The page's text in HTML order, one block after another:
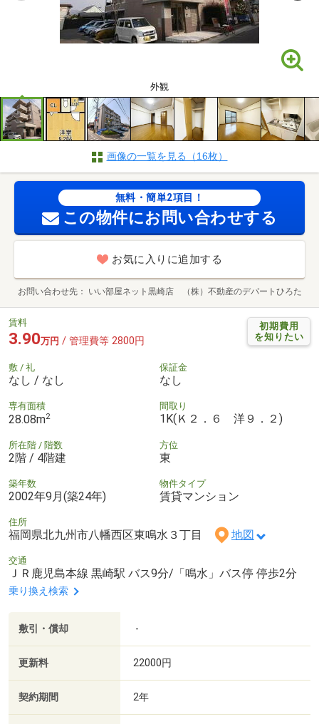
外観
画像の一覧を見る（16枚）
無料・簡単2項目！
この物件にお問い合わせする
お気に入りに追加する
お問い合わせ先 いい部屋ネット黒崎店 （株）不動産のデパートひろた
初期費用
を知りたい
賃料
3.90万円 / 管理費等 2800円
敷 / 礼
なし / なし
保証金
なし
専有面積
28.08m2
間取り
1K(Ｋ２．６ 洋９．２)
所在階 / 階数
2階 / 4階建
方位
東
築年数
2002年9月(築24年)
物件タイプ
賃貸マンション
住所
福岡県北九州市八幡西区東鳴水３丁目 地図
交通
ＪＲ鹿児島本線 黒崎駅 バス9分/「鳴水」バス停 停歩2分
乗り換え検索
敷引・償却 -
更新料 22000円
契約期間 2年